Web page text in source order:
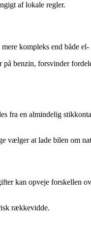
af lokale regler.
kompleks end både
benzin, forsvinder
en almindelig
vælger at lade bilen om
kan opveje forskellen
rækkevidde.